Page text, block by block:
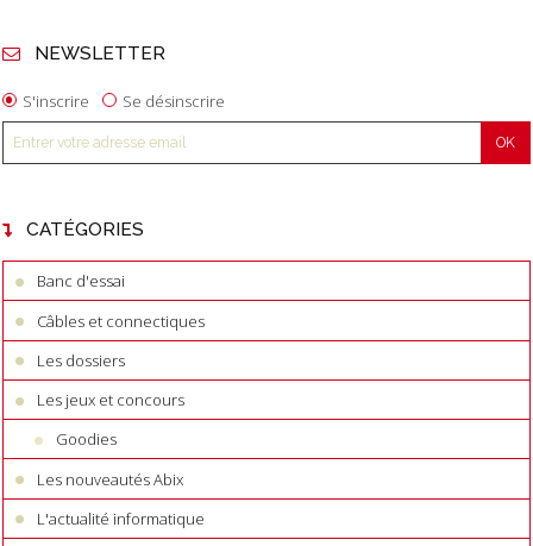
NEWSLETTER
S'inscrire Se désinscrire
CATÉGORIES
Banc d'essai
Câbles et connectiques
Les dossiers
Les jeux et concours
Goodies
Les nouveautés Abix
L'actualité informatique